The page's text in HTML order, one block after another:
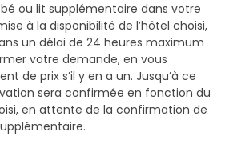
ou lit supplémentaire dans votre
à la disponibilité de l’hôtel choisi,
un délai de 24 heures maximum
votre demande, en vous
de prix s’il y en a un. Jusqu’à ce
sera confirmée en fonction du
en attente de la confirmation de